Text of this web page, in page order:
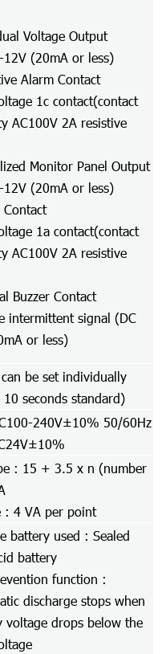
Voltage Output
12V (20mA or less)
Alarm Contact
1c contact(contact
AC100V 2A resistive
Monitor Panel Output
12V (20mA or less)
Contact
1a contact(contact
AC100V 2A resistive
Buzzer Contact
intermittent signal (DC
or less)
be set individually
seconds standard)
240V±10% 50/60Hz
: 15 + 3.5 x n (number
: 4 VA per point
battery used : Sealed
battery
function :
discharge stops when
voltage drops below the